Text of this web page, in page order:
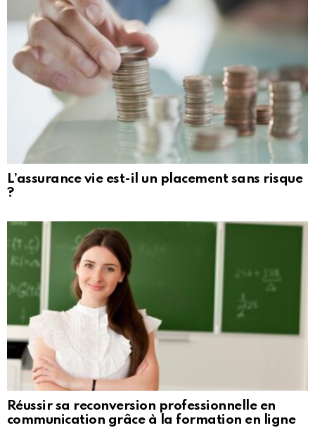
L’assurance vie est-il un placement sans risque
?
Réussir sa reconversion professionnelle en
communication grâce à la formation en ligne